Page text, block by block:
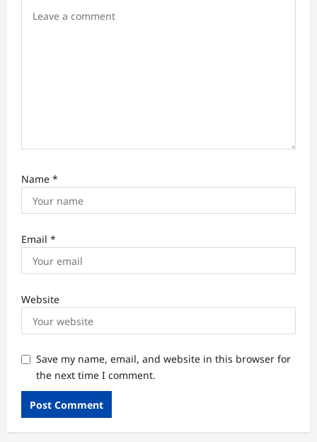
Name *
Email *
Website
Save my name, email, and website in this browser for
the next time I comment.